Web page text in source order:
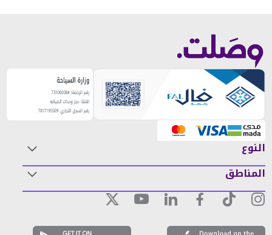
النوع
المناطق